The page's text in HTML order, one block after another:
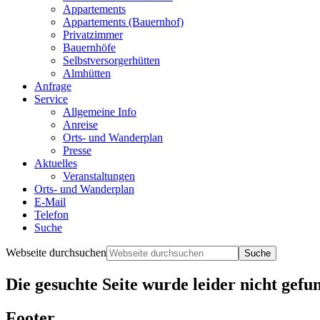
Appartements
Appartements (Bauernhof)
Privatzimmer
Bauernhöfe
Selbstversorgerhütten
Almhütten
Anfrage
Service
Allgemeine Info
Anreise
Orts- und Wanderplan
Presse
Aktuelles
Veranstaltungen
Orts- und Wanderplan
E-Mail
Telefon
Suche
Webseite durchsuchen
Die gesuchte Seite wurde leider nicht